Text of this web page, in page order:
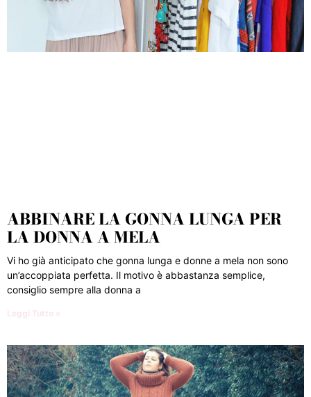
ABBINARE LA GONNA LUNGA PER
LA DONNA A MELA
Vi ho già anticipato che gonna lunga e donne a mela non sono
un’accoppiata perfetta. Il motivo è abbastanza semplice,
consiglio sempre alla donna a
Leggi Tutto »